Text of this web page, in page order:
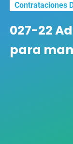
Contrataciones
027-22
para